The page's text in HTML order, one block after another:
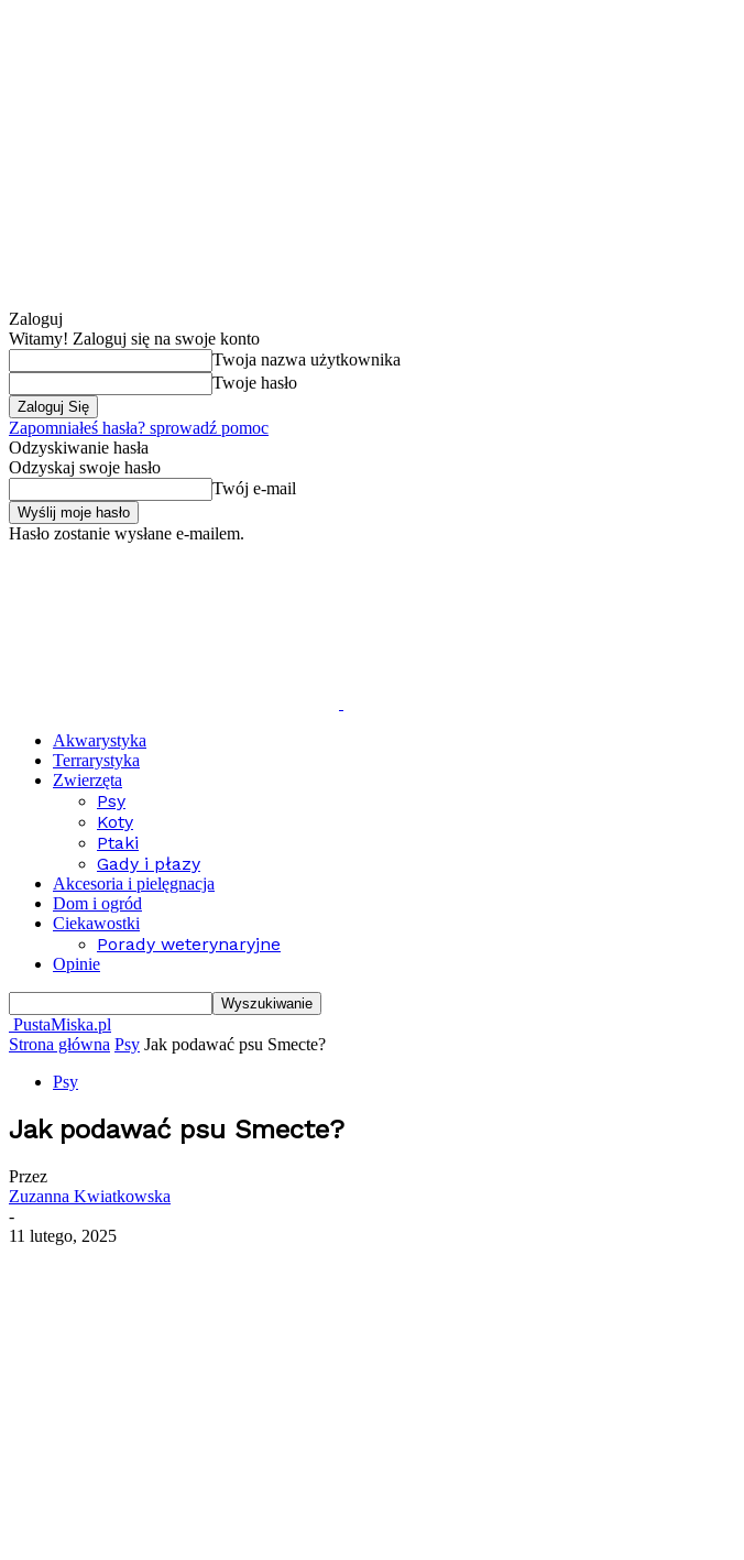
Zaloguj
Witamy! Zaloguj się na swoje konto
Twoja nazwa użytkownika
Twoje hasło
Zapomniałeś hasła? sprowadź pomoc
Odzyskiwanie hasła
Odzyskaj swoje hasło
Twój e-mail
Hasło zostanie wysłane e-mailem.
Akwarystyka
Terrarystyka
Zwierzęta
Psy
Koty
Ptaki
Gady i płazy
Akcesoria i pielęgnacja
Dom i ogród
Ciekawostki
Porady weterynaryjne
Opinie
PustaMiska.pl
Strona główna Psy Jak podawać psu Smecte?
Psy
Jak podawać psu Smecte?
Przez
Zuzanna Kwiatkowska
-
11 lutego, 2025